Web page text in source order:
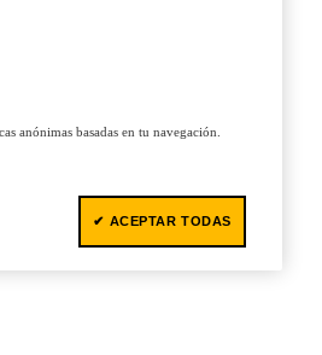
anónimas basadas en tu navegación.
✔ ACEPTAR TODAS